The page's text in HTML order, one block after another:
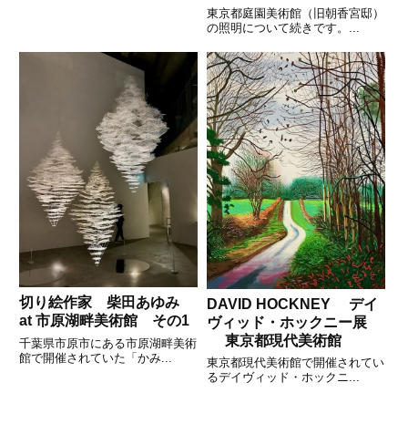
東京都庭園美術館（旧朝香宮邸）
の照明について続きです。...
切り絵作家 柴田あゆみ
at 市原湖畔美術館 その1
千葉県市原市にある市原湖畔美術
館で開催されていた「かみ...
DAVID HOCKNEY デイ
ヴィッド・ホックニー展
東京都現代美術館
東京都現代美術館で開催されてい
るデイヴィッド・ホックニ...